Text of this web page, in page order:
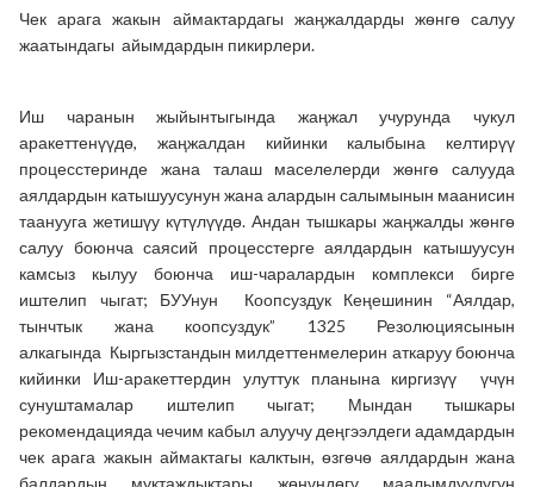
Чек арага жакын аймактардагы жаңжалдарды жѳнгѳ салуу
жаатындагы айымдардын пикирлери.
Иш чаранын жыйынтыгында жаңжалучурунда чукул
аракеттенүүдө, жаңжалдан кийинки калыбына келтирүү
процесстеринде жана талаш маселелерди жѳнгѳ салууда
аялдардын катышуусунун жана алардын салымынын маанисин
таанууга жетишүу күтүлүүдө. Андан тышкары жаңжалды жѳнгѳ
салуу боюнча саясий процесстерге аялдардын катышуусун
камсыз кылуу боюнча иш-чаралардын комплекси бирге
иштелип чыгат; БУУнун Коопсуздук Кеңешинин “Аялдар,
тынчтык жана коопсуздук” 1325 Резолюциясынын
алкагында Кыргызстандын милдеттенмелерин аткаруу боюнча
кийинки Иш-аракеттердин улуттук планына киргизүү үчүн
сунуштамалар иштелип чыгат; Мындан тышкары
рекомендацияда чечим кабыл алуучу деңгээлдеги адамдардын
чек арага жакын аймактагы калктын, ѳзгѳчѳ аялдардын жана